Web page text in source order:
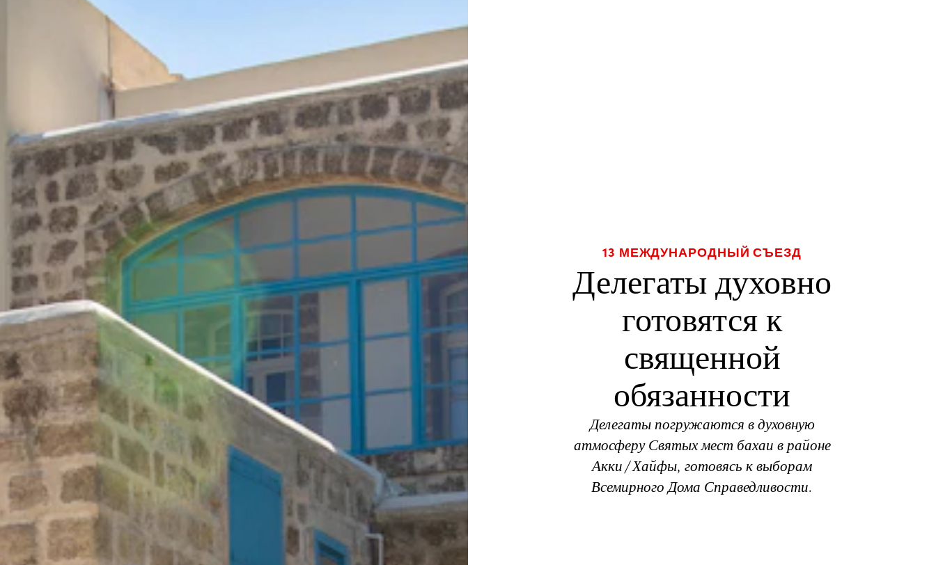
13 МЕЖДУНАРОДНЫЙ СЪЕЗД
Делегаты духовно
готовятся к
священной
обязанности
Делегаты погружаются в духовную
атмосферу Святых мест бахаи в районе
Акки/Хайфы, готовясь к выборам
Всемирного Дома Справедливости.